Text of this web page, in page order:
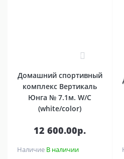
Домашний спортивный
комплекс Вертикаль
Юнга № 7.1м. W/C
(white/color)
12 600.00р.
Наличие В наличии